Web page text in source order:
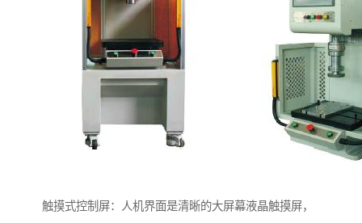
触摸式控制屏：人机界面是清晰的大屏幕液晶触摸屏，